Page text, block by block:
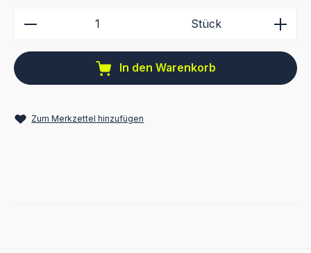
Produkt Anzahl: Gib den gewünschten Wert ein
Stück
In den Warenkorb
Zum Merkzettel hinzufügen